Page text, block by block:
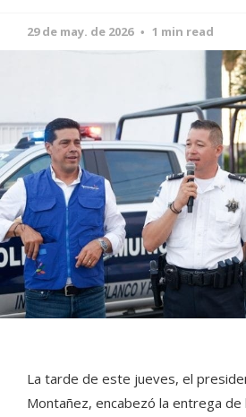
29 de may. de 2026 1 min read
La tarde de este jueves, el
Montañez, encabezó la entrega de